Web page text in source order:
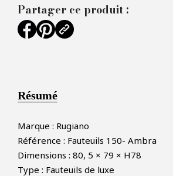
Partager ce produit :
Résumé
Marque : Rugiano
Référence : Fauteuils 150- Ambra
Dimensions : 80, 5 × 79 × H78
Type : Fauteuils de luxe